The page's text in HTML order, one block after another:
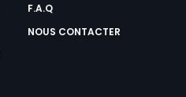
F.A.Q
NOUS CONTACTER